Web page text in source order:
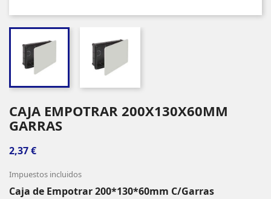
CAJA EMPOTRAR 200X130X60MM
GARRAS
2,37 €
Impuestos incluidos
Caja de Empotrar 200*130*60mm C/Garras